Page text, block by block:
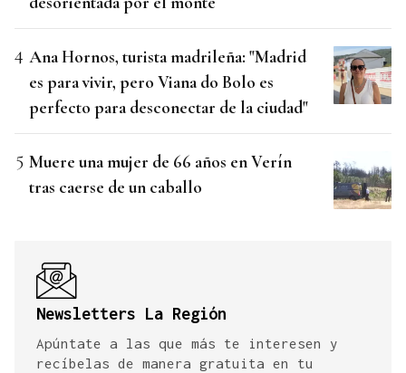
Ana Hornos, turista madrileña: "Madrid
es para vivir, pero Viana do Bolo es
perfecto para desconectar de la ciudad"
Muere una mujer de 66 años en Verín
tras caerse de un caballo
Newsletters La Región
Apúntate a las que más te interesen y
recíbelas de manera gratuita en tu